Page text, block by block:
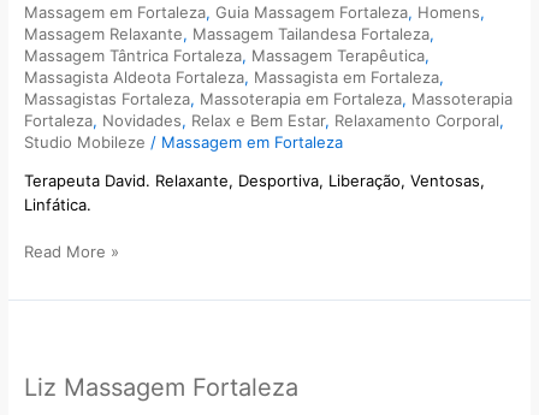
Massagem em Fortaleza,Guia Massagem Fortaleza, Homens,
Massagem Relaxante, Massagem Tailandesa Fortaleza,
Massagem Tântrica Fortaleza, Massagem Terapêutica,
Massagista Aldeota Fortaleza, Massagista em Fortaleza,
Massagistas Fortaleza, Massoterapia em Fortaleza, Massoterapia
Fortaleza, Novidades, Relax e Bem Estar, Relaxamento Corporal,
Studio Mobileze / Massagem em Fortaleza
Terapeuta David. Relaxante, Desportiva, Liberação, Ventosas,
Linfática.
Read More »
Liz Massagem Fortaleza
Fortaleza